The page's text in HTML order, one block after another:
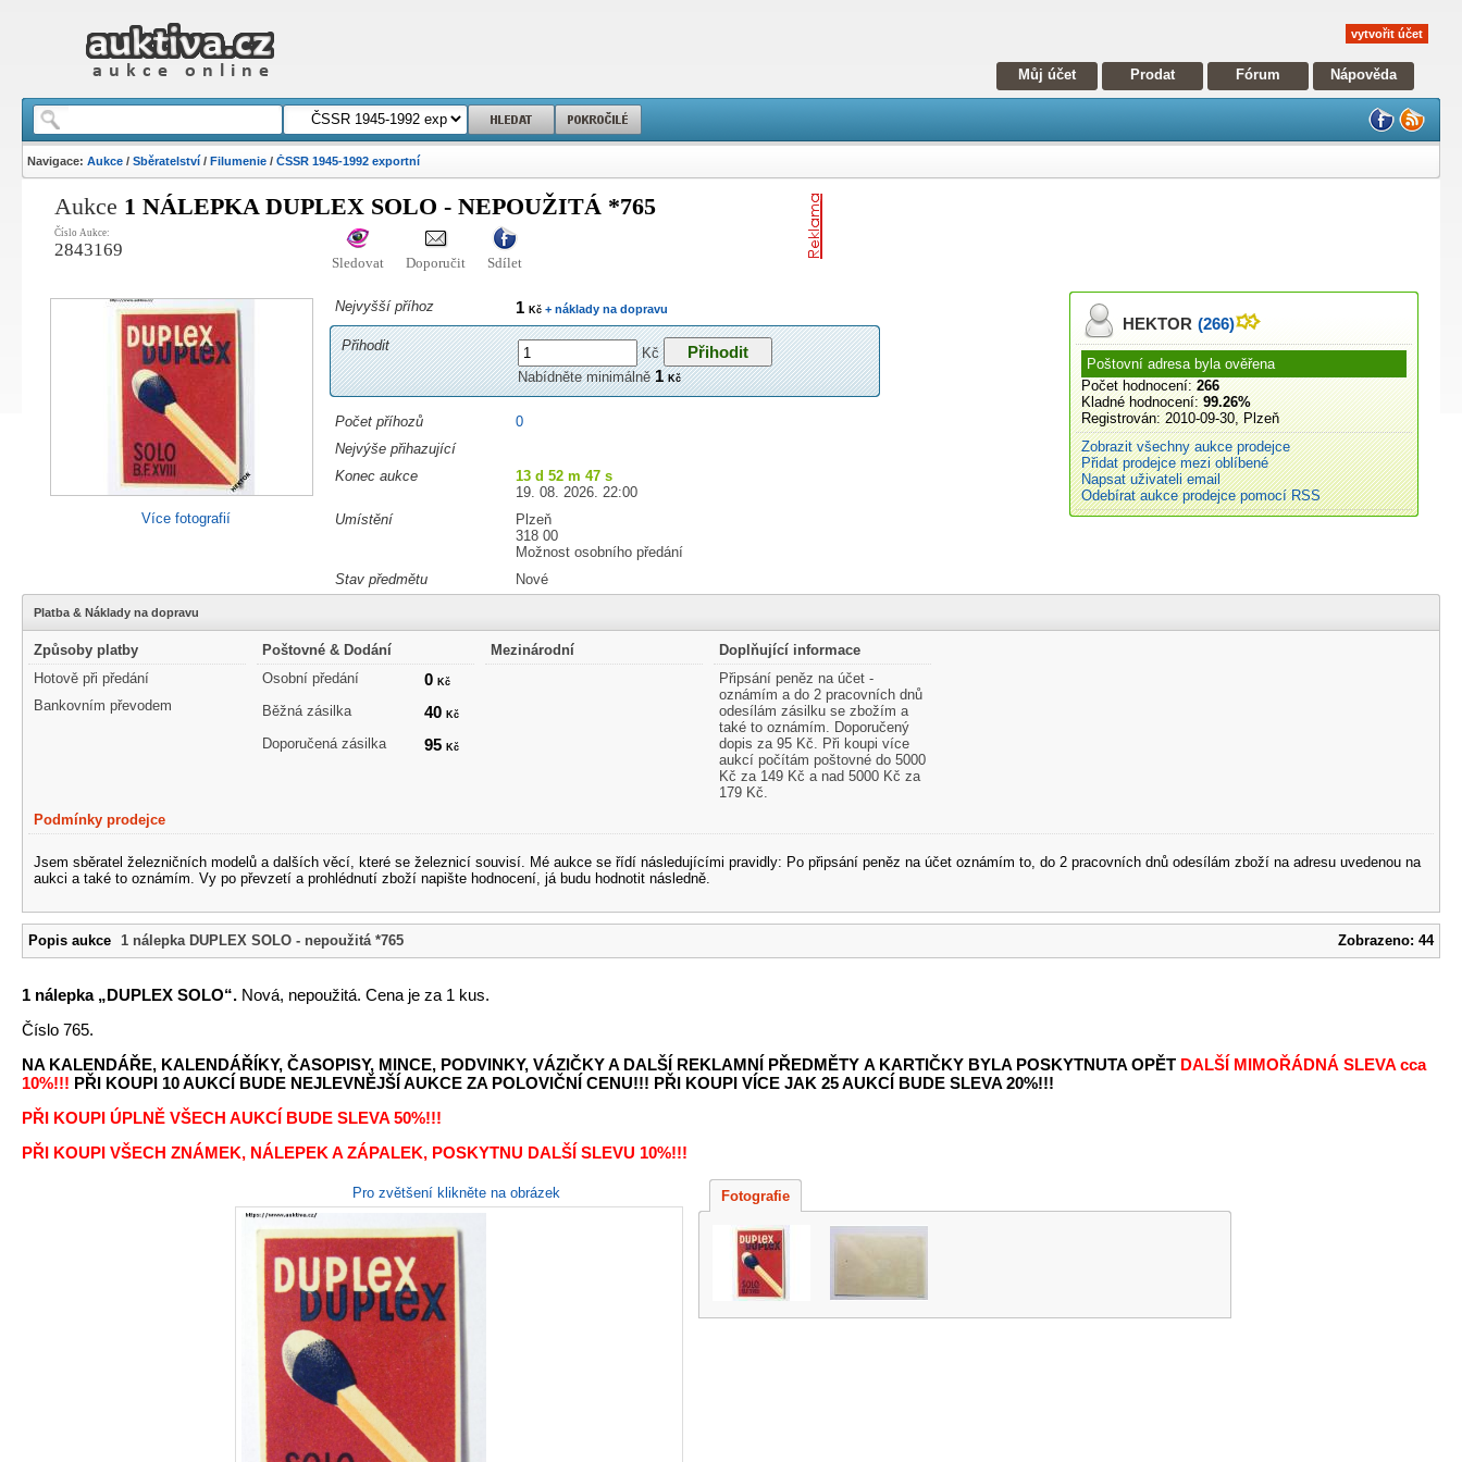
vytvořit účet
Můj účet Prodat Fórum Nápověda
Navigace:Aukce /Sběratelství /Filumenie /ČSSR 1945-1992 exportní
Aukce 1 NÁLEPKA DUPLEX SOLO - NEPOUŽITÁ *765
Číslo Aukce:
2843169
Sledovat Doporučit Sdílet
Více fotografií
Nejvyšší příhoz 1Kč + náklady na dopravu
Přihodit
Kč
Nabídněte minimálně1Kč
Počet příhozů
0
Nejvýše přihazující
Konec aukce
13 d 52 m 46 s
19. 08. 2026. 22:00
Umístění
Plzeň
318 00
Možnost osobního předání
Stav předmětu
Nové
HEKTOR (266)
Poštovní adresa byla ověřena
Počet hodnocení: 266
Kladné hodnocení: 99.26%
Registrován: 2010-09-30, Plzeň
Zobrazit všechny aukce prodejce
Přidat prodejce mezi oblíbené
Napsat uživateli email
Odebírat aukce prodejce pomocí RSS
Platba & Náklady na dopravu
Způsoby platby
Hotově při předání
Bankovním převodem
Poštovné & Dodání
Osobní předání
0Kč
Běžná zásilka 40Kč
Doporučená zásilka 95Kč
Mezinárodní
Doplňující informace
Připsání peněz na účet -
oznámím a do 2 pracovních dnů
odesílám zásilku se zbožím a
také to oznámím. Doporučený
dopis za 95 Kč. Při koupi více
aukcí počítám poštovné do 5000
Kč za 149 Kč a nad 5000 Kč za
179 Kč.
Podmínky prodejce
Jsem sběratel železničních modelů a dalších věcí, které se železnicí souvisí. Mé aukce se řídí následujícími pravidly: Po připsání peněz na účet oznámím to, do 2 pracovních dnů odesílám zboží na adresu uvedenou na
aukci a také to oznámím. Vy po převzetí a prohlédnutí zboží napište hodnocení, já budu hodnotit následně.
Popis aukce 1 nálepka DUPLEX SOLO - nepoužitá *765 Zobrazeno: 44
1 nálepka „DUPLEX SOLO“. Nová, nepoužitá. Cena je za 1 kus.
Číslo 765.
NA KALENDÁŘE, KALENDÁŘÍKY, ČASOPISY, MINCE, PODVINKY, VÁZIČKY A DALŠÍ REKLAMNÍ PŘEDMĚTY A KARTIČKY BYLA POSKYTNUTA OPĚT DALŠÍ MIMOŘÁDNÁ SLEVAcca
10%!!! PŘI KOUPI 10 AUKCÍ BUDE NEJLEVNĚJŠÍ AUKCE ZA POLOVIČNÍ CENU!!! PŘI KOUPI VÍCE JAK 25 AUKCÍ BUDE SLEVA 20%!!!
PŘI KOUPI ÚPLNĚ VŠECH AUKCÍ BUDE SLEVA 50%!!!
PŘI KOUPI VŠECH ZNÁMEK, NÁLEPEK A ZÁPALEK, POSKYTNU DALŠÍ SLEVU 10%!!!
Pro zvětšení klikněte na obrázek Fotografie